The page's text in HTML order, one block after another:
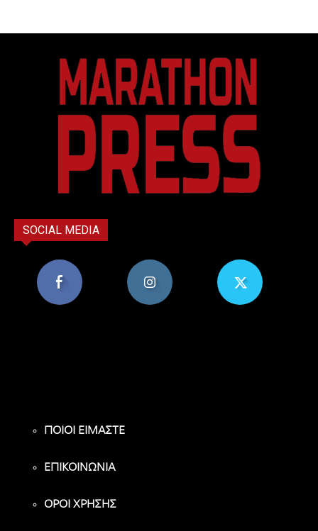
SOCIAL MEDIA
ΠΟΙΟΙ ΕΙΜΑΣΤΕ
ΕΠΙΚΟΙΝΩΝΙΑ
ΟΡΟΙ ΧΡΗΣΗΣ